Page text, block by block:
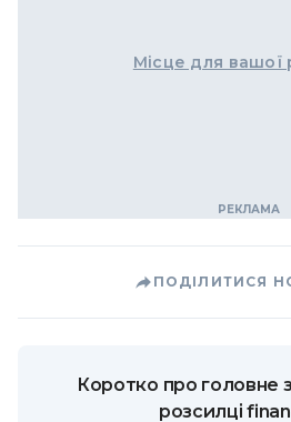
Місце для вашої
ПОДІЛИТИСЯ
Коротко про головне
розсилці